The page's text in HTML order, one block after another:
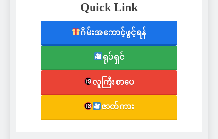
Quick Link
ဂိမ်းအကောင့်ဖွင့်ရန်
ရုပ်ရှင်
လူကြီးစာပေ
ဇာတ်ကား